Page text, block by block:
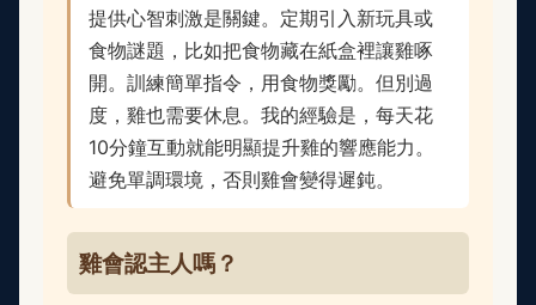
提供心智刺激是關鍵。定期引入新玩具或
食物謎題，比如把食物藏在紙盒裡讓雞啄
開。訓練簡單指令，用食物獎勵。但別過
度，雞也需要休息。我的經驗是，每天花
10分鐘互動就能明顯提升雞的響應能力。
避免單調環境，否則雞會變得遲鈍。
雞會認主人嗎？